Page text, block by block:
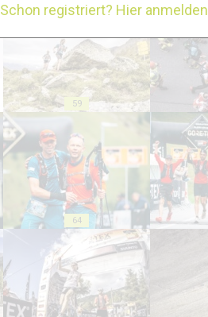
59
64
Schon registriert? Hier anmelden